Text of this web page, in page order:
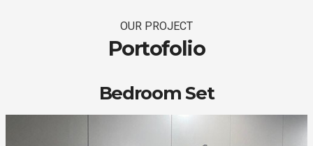
OUR PROJECT
Portofolio
Bedroom Set